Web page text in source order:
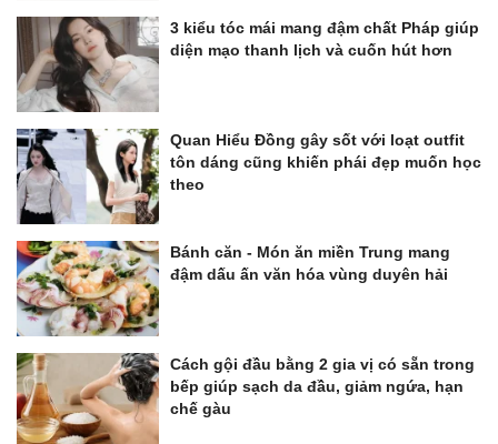
3 kiểu tóc mái mang đậm chất Pháp giúp
diện mạo thanh lịch và cuốn hút hơn
Quan Hiểu Đồng gây sốt với loạt outfit
tôn dáng cũng khiến phái đẹp muốn học
theo
Bánh căn - Món ăn miền Trung mang
đậm dấu ấn văn hóa vùng duyên hải
Cách gội đầu bằng 2 gia vị có sẵn trong
bếp giúp sạch da đầu, giảm ngứa, hạn
chế gàu